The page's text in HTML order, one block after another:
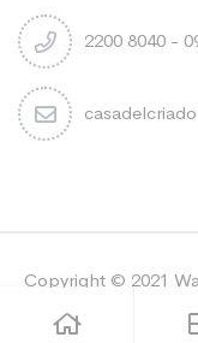
2200 8040 -
Copyright © 2021
& Sebastian